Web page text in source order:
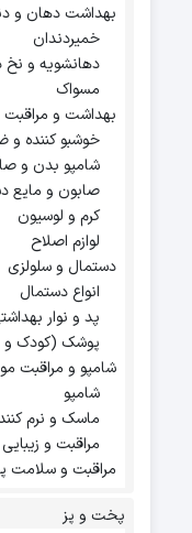
بهداشت دهان و
خمیردندان
دهانشویه و نخ
مسواک
بهداشت و
خوشبو کننده و
شامپو بدن و
صابون و مایع
کرم و لوسیون
لوازم اصلاح
دستمال و سلولزی
انواع دستمال
پد و نوار
پوشک (کودک و
شامپو و مراقبت مو
شامپو
ماسک و نرم
مراقبت و
مراقبت و سلامت
پخت و پز